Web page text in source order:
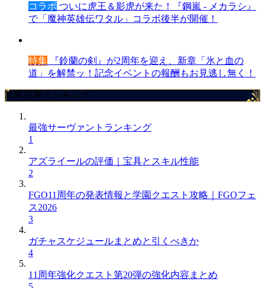
コラボ ついに虎王＆影虎が来た！『鋼嵐 - メカラシ』
で「魔神英雄伝ワタル」コラボ後半が開催！
特集 『鈴蘭の剣』が2周年を迎え、新章「氷と血の
道」を解禁ッ！記念イベントの報酬もお見逃し無く！
攻略記事ランキング
最強サーヴァントランキング
1
アズライールの評価｜宝具とスキル性能
2
FGO11周年の発表情報と学園クエスト攻略｜FGOフェ
ス2026
3
ガチャスケジュールまとめと引くべきか
4
11周年強化クエスト第20弾の強化内容まとめ